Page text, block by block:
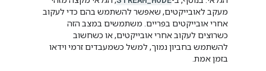
מעקב לאובייקטים, שאפשר להשתמש בהם כדי לעקוב
אחרי אובייקטים בפריים. משתמשים במצב הזה
כשרוצים לעקוב אחרי אובייקטים, או כשחשוב
להשתמש בחביון נמוך, למשל כשמעבדים זרמי וידאו
בזמן אמת.